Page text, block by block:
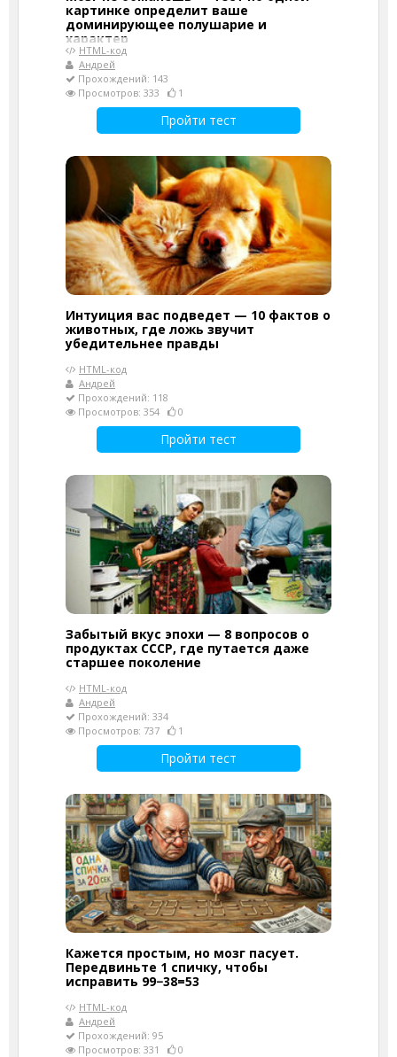
картинке определит ваше
доминирующее полушарие и
характер
HTML-код
Андрей
Прохождений: 143
Просмотров: 333
1
Пройти тест
Интуиция вас подведет — 10 фактов о
животных, где ложь звучит
убедительнее правды
HTML-код
Андрей
Прохождений: 118
Просмотров: 354
0
Пройти тест
Забытый вкус эпохи — 8 вопросов о
продуктах СССР, где путается даже
старшее поколение
HTML-код
Андрей
Прохождений: 334
Просмотров: 737
1
Пройти тест
Кажется простым, но мозг пасует.
Передвиньте 1 спичку, чтобы
исправить 99−38=53
HTML-код
Андрей
Прохождений: 95
Просмотров: 331
0